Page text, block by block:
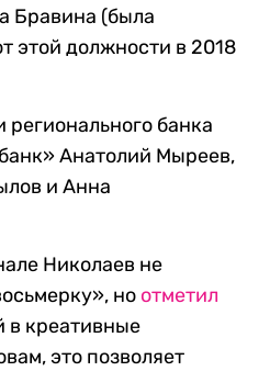
Бравина (была
этой должности в 2018
регионального банка
Анатолий Мыреев,
и Анна
Николаев не
но отметил
в креативные
это позволяет